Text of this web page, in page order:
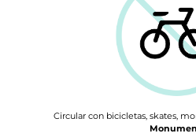
Circular con bicicletas, skates,